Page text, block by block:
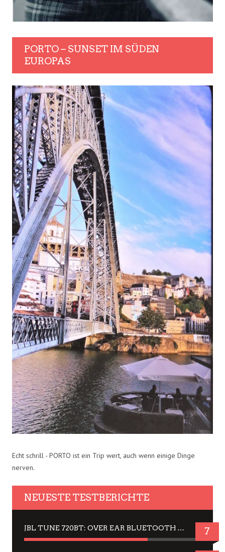
PORTO – SUNSET IM SÜDEN
EUROPAS
Echt schrill - PORTO ist ein Trip wert, auch wenn einige Dinge
nerven.
NEUESTE TESTBERICHTE
JBL TUNE 720BT: OVER EAR BLUETOOTH KOPFHÖRER UM DIE 50,-€ IM DAUER-TEST 7